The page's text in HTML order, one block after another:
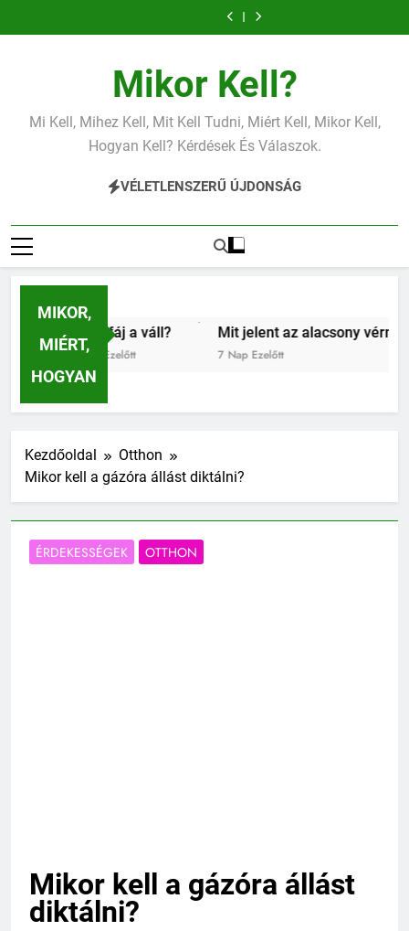
a
magas
alacsony vas?
Miért fáj a váll?
Mit jelent az
Mit jelent a
alacsony
vérnyomás?Mikor Kell?
Mi Kell, Mihez Kell, Mit Kell Tudni, Miért Kell, Mikor Kell,
Hogyan Kell? Kérdések És Válaszok.
VÉLETLENSZERŰ ÚJDONSÁG
MIKOR,
MIÉRT,
HOGYAN
Miért fáj a váll?
5 Nap Ezelőtt
Mit jelent az alacsony vérnyomás?
7 Nap Ezelőtt
Kezdőoldal
Otthon
Mikor kell a gázóra állást diktálni?
ÉRDEKESSÉGEK OTTHON
Mikor kell a gázóra állást
diktálni?